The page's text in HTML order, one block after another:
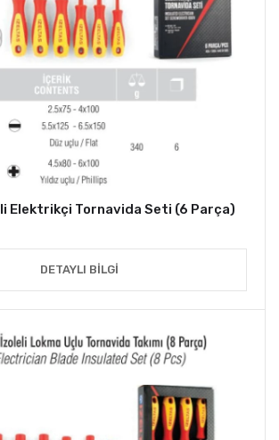
Elektrikçi Tornavida Seti (6 Parça)
DETAYLI BILGI